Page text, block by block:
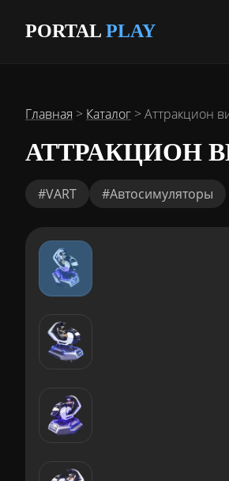
PORTAL PLAY
Главная > Каталог >Аттракцион
АТТРАКЦИОН
#VART #Автосимуляторы